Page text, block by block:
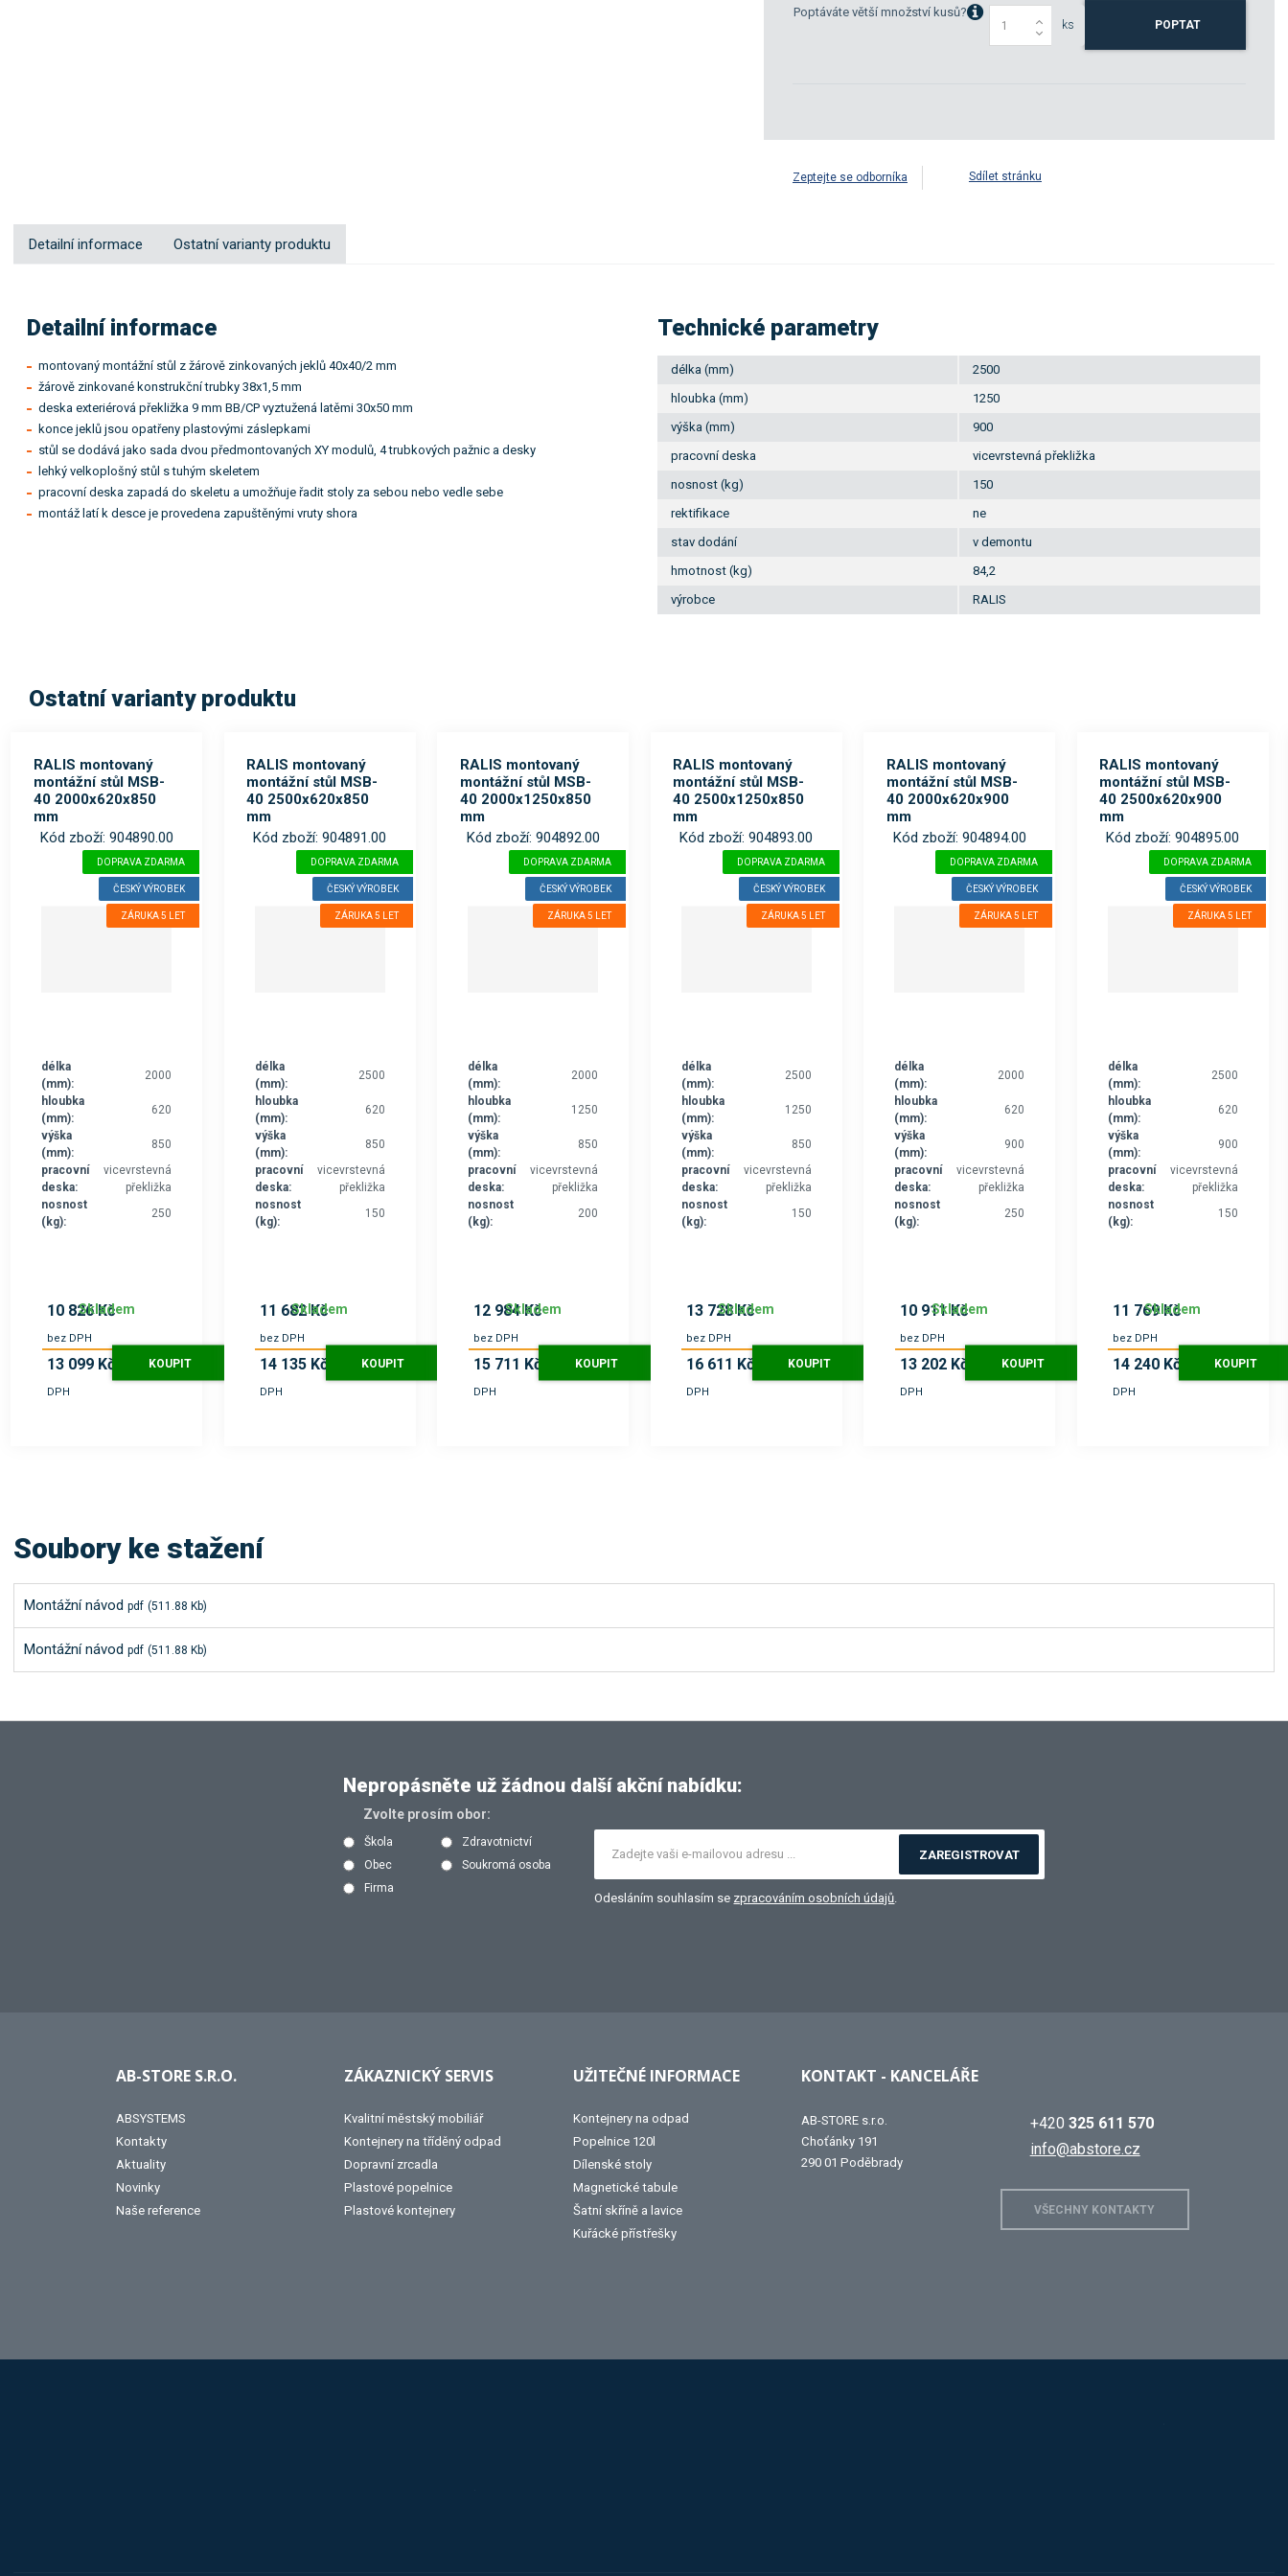
Poptáváte větší množství kusů?
ks POPTAT
Zeptejte se odborníka Sdílet stránku
Detailní informace Ostatní varianty produktu
Detailní informace
montovaný montážní stůl z žárově zinkovaných jeklů 40x40/2 mm
žárově zinkované konstrukční trubky 38x1,5 mm
deska exteriérová překližka 9 mm BB/CP vyztužená latěmi 30x50 mm
konce jeklů jsou opatřeny plastovými záslepkami
stůl se dodává jako sada dvou předmontovaných XY modulů, 4 trubkových pažnic a desky
lehký velkoplošný stůl s tuhým skeletem
pracovní deska zapadá do skeletu a umožňuje řadit stoly za sebou nebo vedle sebe
montáž latí k desce je provedena zapuštěnými vruty shora
Technické parametry
délka (mm)
2500
hloubka (mm)
1250
výška (mm)
900
pracovní deska
vicevrstevná překližka
nosnost (kg)
150
rektifikace
ne
stav dodání
v demontu
hmotnost (kg)
84,2
výrobce
RALIS
Ostatní varianty produktu
RALIS montovaný
montážní stůl MSB-
40 2000x620x850
mm
Kód zboží: 904890.00
DOPRAVA ZDARMA
ČESKÝ VÝROBEK
ZÁRUKA 5 LET
délka
(mm):
2000
hloubka
(mm):
620
výška
(mm):
850
pracovní
deska:
vicevrstevná
překližka
nosnost
(kg):
250
10 826 Kč
bez DPH
13 099 Kč
DPH
Skladem
KOUPIT
RALIS montovaný
montážní stůl MSB-
40 2500x620x850
mm
Kód zboží: 904891.00
DOPRAVA ZDARMA
ČESKÝ VÝROBEK
ZÁRUKA 5 LET
délka
(mm):
2500
hloubka
(mm):
620
výška
(mm):
850
pracovní
deska:
vicevrstevná
překližka
nosnost
(kg):
150
11 682 Kč
bez DPH
14 135 Kč
DPH
Skladem
KOUPIT
RALIS montovaný
montážní stůl MSB-
40 2000x1250x850
mm
Kód zboží: 904892.00
DOPRAVA ZDARMA
ČESKÝ VÝROBEK
ZÁRUKA 5 LET
délka
(mm):
2000
hloubka
(mm):
1250
výška
(mm):
850
pracovní
deska:
vicevrstevná
překližka
nosnost
(kg):
200
12 984 Kč
bez DPH
15 711 Kč
DPH
Skladem
KOUPIT
RALIS montovaný
montážní stůl MSB-
40 2500x1250x850
mm
Kód zboží: 904893.00
DOPRAVA ZDARMA
ČESKÝ VÝROBEK
ZÁRUKA 5 LET
délka
(mm):
2500
hloubka
(mm):
1250
výška
(mm):
850
pracovní
deska:
vicevrstevná
překližka
nosnost
(kg):
150
13 728 Kč
bez DPH
16 611 Kč
DPH
Skladem
KOUPIT
RALIS montovaný
montážní stůl MSB-
40 2000x620x900
mm
Kód zboží: 904894.00
DOPRAVA ZDARMA
ČESKÝ VÝROBEK
ZÁRUKA 5 LET
délka
(mm):
2000
hloubka
(mm):
620
výška
(mm):
900
pracovní
deska:
vicevrstevná
překližka
nosnost
(kg):
250
10 911 Kč
bez DPH
13 202 Kč
DPH
Skladem
KOUPIT
RALIS montovaný
montážní stůl MSB-
40 2500x620x900
mm
Kód zboží: 904895.00
DOPRAVA ZDARMA
ČESKÝ VÝROBEK
ZÁRUKA 5 LET
délka
(mm):
2500
hloubka
(mm):
620
výška
(mm):
900
pracovní
deska:
vicevrstevná
překližka
nosnost
(kg):
150
11 769 Kč
bez DPH
14 240 Kč
DPH
Skladem
KOUPIT
Soubory ke stažení
Montážní návod pdf (511.88 Kb)
Montážní návod pdf (511.88 Kb)
Nepropásněte už žádnou další akční nabídku:
Zvolte prosím obor:
Škola
Zdravotnictví
Obec
Soukromá osoba
Firma
ZAREGISTROVAT
Odesláním souhlasím se zpracováním osobních údajů
AB-STORE S.R.O.
ABSYSTEMS
Kontakty
Aktuality
Novinky
Naše reference
ZÁKAZNICKÝ SERVIS
Kvalitní městský mobiliář
Kontejnery na tříděný odpad
Dopravní zrcadla
Plastové popelnice
Plastové kontejnery
UŽITEČNÉ INFORMACE
Kontejnery na odpad
Popelnice 120l
Dílenské stoly
Magnetické tabule
Šatní skříně a lavice
Kuřácké přístřešky
KONTAKT - KANCELÁŘE
AB-STORE s.r.o.
Choťánky 191
290 01 Poděbrady
+420 325 611 570
info@abstore.cz
VŠECHNY KONTAKTY